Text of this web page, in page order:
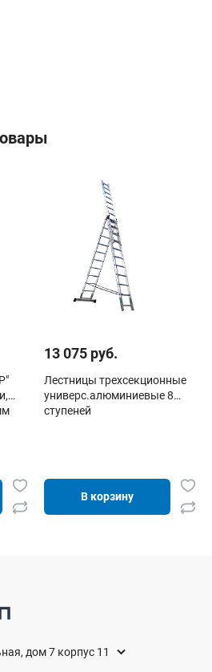
13 075 руб.
Лестницы трехсекционные
универс.алюминиевые 8
ступеней
В корзину
дом 7 корпус 11